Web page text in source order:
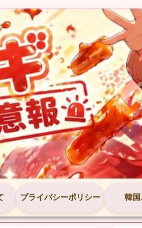
プライバシーポリシー 韓国